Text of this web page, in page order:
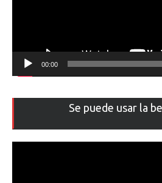
00:00
Se puede usar la